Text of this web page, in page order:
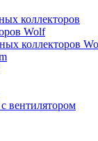
коллекторов
Wolf
коллекторов
вентилятором